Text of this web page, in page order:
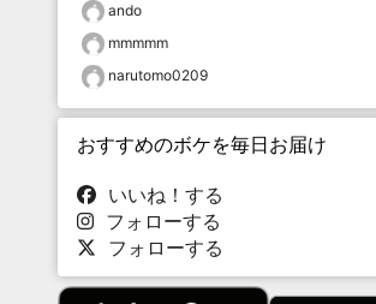
ando
mmmmm
narutomo0209
おすすめのボケを毎日お届け
いいね！する
フォローする
フォローする